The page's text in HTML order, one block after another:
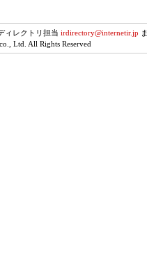
ィレクトリ担当 irdirectory@internetir.jp
Ltd. All Rights Reserved